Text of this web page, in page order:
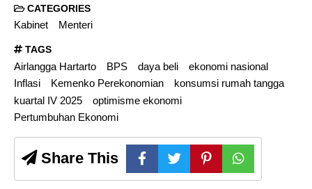
CATEGORIES
Kabinet Menteri
TAGS
Airlangga Hartarto BPS daya beli
ekonomi nasional
Inflasi
Kemenko Perekonomian
konsumsi rumah tangga
kuartal IV 2025
optimisme ekonomi
Pertumbuhan Ekonomi
Share This